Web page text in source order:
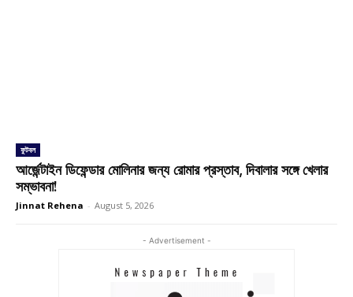
ফুটবল
আর্জেন্টাইন ডিফেন্ডার মোলিনার জন্য রোমার প্রস্তাব, দিবালার সঙ্গে খেলার
সম্ভাবনা!
Jinnat Rehena - August 5, 2026
- Advertisement -